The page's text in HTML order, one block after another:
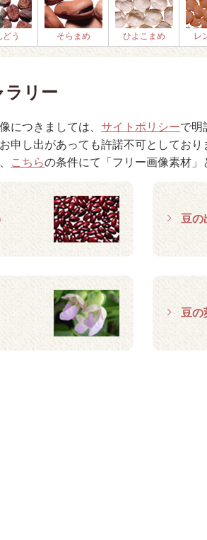
どう そらまめ ひよこまめ レ
ラリー
につきましては、 サイトポリシーで明
申し出があっても許諾不可としてお
こちらの条件にて「フリー画像素材
豆の
豆の